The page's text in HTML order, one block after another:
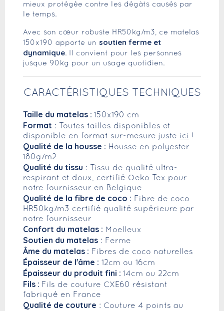
mieux protégée contre les dégâts causés par
le temps.
Avec son cœur robuste HR50kg/m3, ce matelas
150x190 apporte un soutien ferme et
dynamique. Il convient pour les personnes
jusque 90kg pour un usage quotidien.
CARACTÉRISTIQUES TECHNIQUES
Taille du matelas : 150x190 cm
Format : Toutes tailles disponibles et
disponible en format sur-mesure juste ici !
Qualité de la housse : Housse en polyester
180g/m2
Qualité du tissu : Tissu de qualité ultra-
respirant et doux, certifié Oeko Tex pour
notre fournisseur en Belgique
Qualité de la fibre de coco : Fibre de coco
HR50kg/m3 certifié qualité supérieure par
notre fournisseur
Confort du matelas : Moelleux
Soutien du matelas : Ferme
Âme du matelas : Fibres de coco naturelles
Épaisseur de l'âme : 12cm ou 16cm
Épaisseur du produit fini : 14cm ou 22cm
Fils : Fils de couture CXE60 résistant
fabriqué en France
Qualité de couture : Couture 4 points au